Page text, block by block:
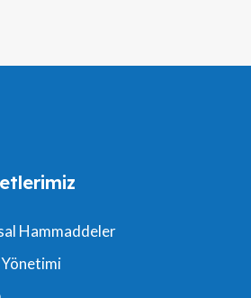
Hammaddeler